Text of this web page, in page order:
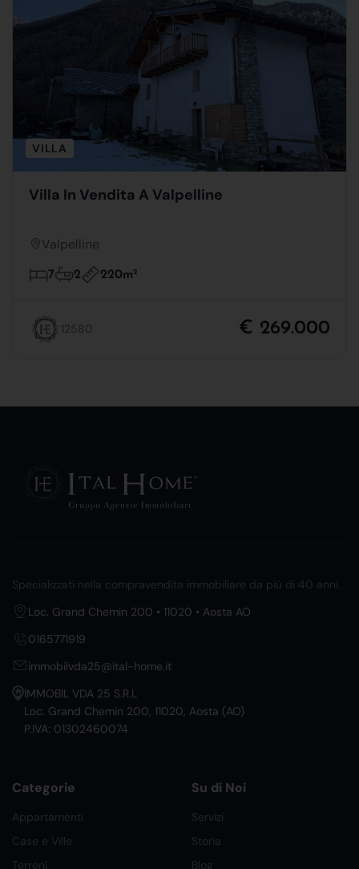
VILLA
Villa In Vendita A Valpelline
Valpelline
7 2 220m2
12580 € 269.000
Specializzati nella compravendita immobiliare da più di 40 anni.
Loc. Grand Chemin 200 • 11020 • Aosta AO
0165771919
immobilvda25@ital-home.it
IMMOBIL VDA 25 S.R.L
Loc. Grand Chemin 200, 11020, Aosta (AO)
P.IVA: 01302460074
Categorie
Appartamenti
Case e Ville
Terreni
Su di Noi
Servizi
Storia
Blog